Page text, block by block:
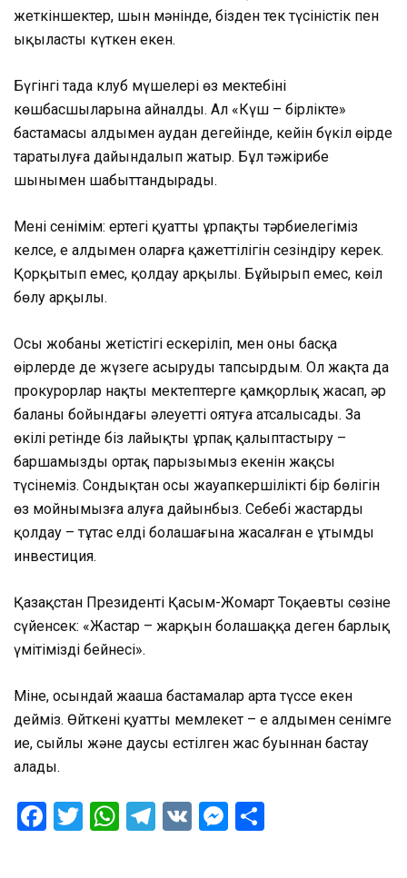
жеткіншектер, шын мәнінде, бізден тек түсіністік пен
ықыласты күткен екен.
Бүгінгі таңда клуб мүшелері өз мектебінің
көшбасшыларына айналды. Ал «Күш – бірлікте»
бастамасы алдымен аудан деңгейінде, кейін бүкіл өңірде
таратылуға дайындалып жатыр. Бұл тәжірибе
шынымен шабыттандырады.
Менің сенімім: ертеңгі қуатты ұрпақты тәрбиелегіміз
келсе, ең алдымен оларға қажеттілігін сезіндіру керек.
Қорқытып емес, қолдау арқылы. Бұйырып емес, көңіл
бөлу арқылы.
Осы жобаның жетістігі ескеріліп, мен оны басқа
өңірлерде де жүзеге асыруды тапсырдым. Ол жақта да
прокурорлар нақты мектептерге қамқорлық жасап, әр
баланың бойындағы әлеуетті оятуға атсалысады. Заң
өкілі ретінде біз лайықты ұрпақ қалыптастыру –
баршамыздың ортақ парызымыз екенін жақсы
түсінеміз. Сондықтан осы жауапкершіліктің бір бөлігін
өз мойнымызға алуға дайынбыз. Себебі жастарды
қолдау – тұтас елдің болашағына жасалған ең ұтымды
инвестиция.
Қазақстан Президенті Қасым-Жомарт Тоқаевтың сөзіне
сүйенсек: «Жастар – жарқын болашаққа деген барлық
үмітіміздің бейнесі».
Міне, осындай жаңаша бастамалар арта түссе екен
дейміз. Өйткені қуатты мемлекет – ең алдымен сенімге
ие, сыйлы және даусы естілген жас буыннан бастау
алады.
Facebook
Twitter
WhatsApp
Telegram
VK Messenger